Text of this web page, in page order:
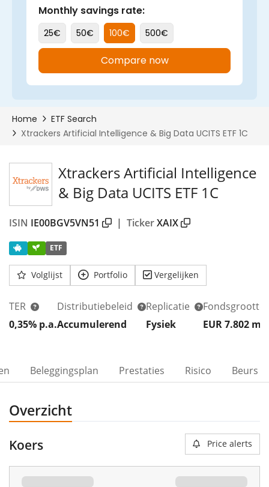
Xtrackers Artificial Intelligence
& Big Data UCITS ETF 1C
ISIN IE00BGV5VN51 | TickerXAIX
ETF
Volglijst Portfolio Vergelijken
TER
0,35% p.a.
Distributiebeleid
Accumulerend
Replicatie
Fysiek
Fondsgrootte
EUR 7.802 m
Beleggingsplan Prestaties Risico Beurs
Overzicht
Koers Price alerts